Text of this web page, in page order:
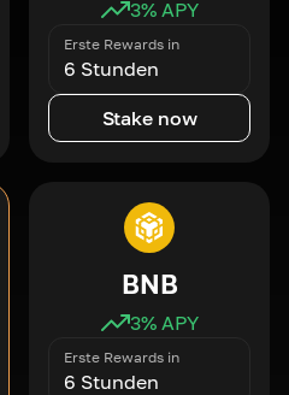
3% APY
Erste Rewards in
6 Stunden
Stake now
BNB
3% APY
Erste Rewards in
6 Stunden